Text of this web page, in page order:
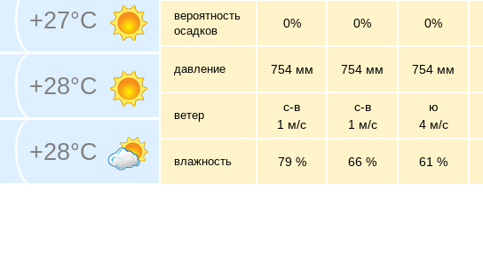
+27°C
+28°C
+28°C
вероятность
осадков
0% 0% 0%
давление 754 мм 754 мм 754 мм
ветер
с-в
1 м/c
с-в
1 м/c
ю
4 м/c
влажность 79 % 66 % 61 %